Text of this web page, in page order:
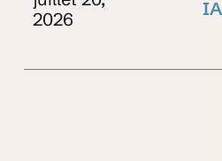
?
2026
IA